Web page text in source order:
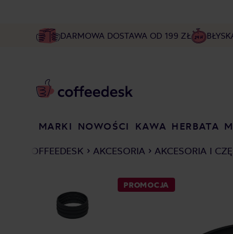
DARMOWA DOSTAWA OD 199 ZŁ
MARKI NOWOŚCI KAWA HERBATA
COFFEEDESK AKCESORIA AKCESORIA I
PROMOCJA